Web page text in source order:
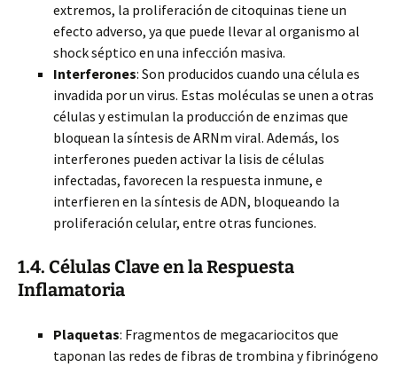
extremos, la proliferación de citoquinas tiene un
efecto adverso, ya que puede llevar al organismo al
shock séptico en una infección masiva.
Interferones: Son producidos cuando una célula es
invadida por un virus. Estas moléculas se unen a otras
células y estimulan la producción de enzimas que
bloquean la síntesis de ARNm viral. Además, los
interferones pueden activar la lisis de células
infectadas, favorecen la respuesta inmune, e
interfieren en la síntesis de ADN, bloqueando la
proliferación celular, entre otras funciones.
1.4. Células Clave en la Respuesta
Inflamatoria
Plaquetas: Fragmentos de megacariocitos que
taponan las redes de fibras de trombina y fibrinógeno